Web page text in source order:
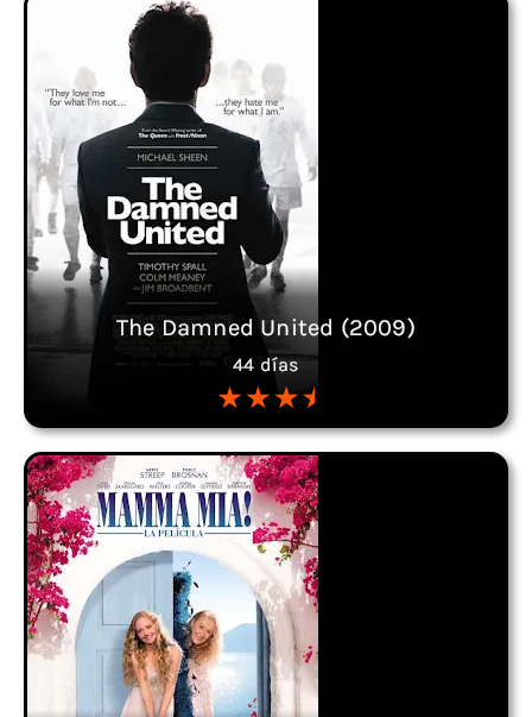
The Damned United (2009)
44 días